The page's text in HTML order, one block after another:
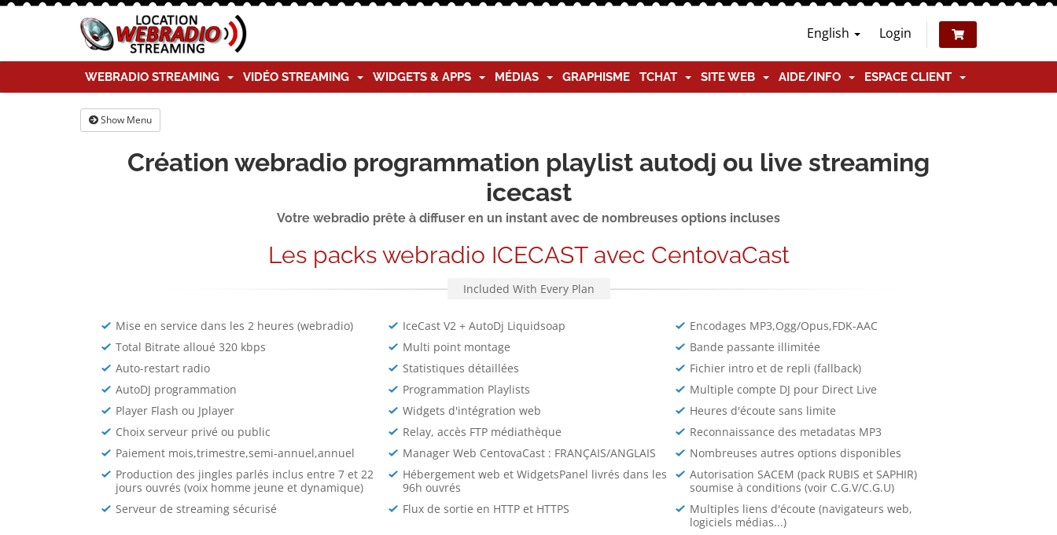
English Login
WEBRADIO STREAMING VIDÉO STREAMING WIDGETS & APPS MÉDIAS GRAPHISME TCHAT SITE WEB AIDE/INFO ESPACE CLIENT
Show Menu
Création webradio programmation playlist autodj ou live streaming
icecast
Votre webradio prête à diffuser en un instant avec de nombreuses options incluses
Les packs webradio ICECAST avec CentovaCast
Included With Every Plan
Mise en service dans les 2 heures (webradio) IceCast V2 + AutoDj Liquidsoap
Encodages MP3,Ogg/Opus,FDK-AAC
Total Bitrate alloué 320 kbps
Multi point montage
Bande passante illimitée
Auto-restart radio
Statistiques détaillées
Fichier intro et de repli (fallback)
AutoDJ programmation
Programmation Playlists
Multiple compte DJ pour Direct Live
Player Flash ou Jplayer
Widgets d'intégration web
Heures d'écoute sans limite
Choix serveur privé ou public
Relay, accès FTP médiathèque
Reconnaissance des metadatas MP3
Paiement mois,trimestre,semi-annuel,annuel
Manager Web CentovaCast : FRANÇAIS/ANGLAIS
Nombreuses autres options disponibles
Production des jingles parlés inclus entre 7 et 22
jours ouvrés (voix homme jeune et dynamique)
Hébergement web et WidgetsPanel livrés dans les
96h ouvrés
Autorisation SACEM (pack RUBIS et SAPHIR)
soumise à conditions (voir C.G.V/C.G.U)
Serveur de streaming sécurisé
Flux de sortie en HTTP et HTTPS
Multiples liens d'écoute (navigateurs web,
logiciels médias...)